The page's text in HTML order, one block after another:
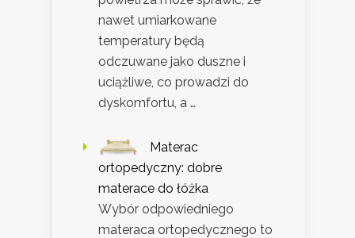
nawet umiarkowane
temperatury będą
odczuwane jako duszne i
uciążliwe, co prowadzi do
dyskomfortu, a …
Materac
ortopedyczny: dobre
materace do łóżka
Wybór odpowiedniego
materaca ortopedycznego to